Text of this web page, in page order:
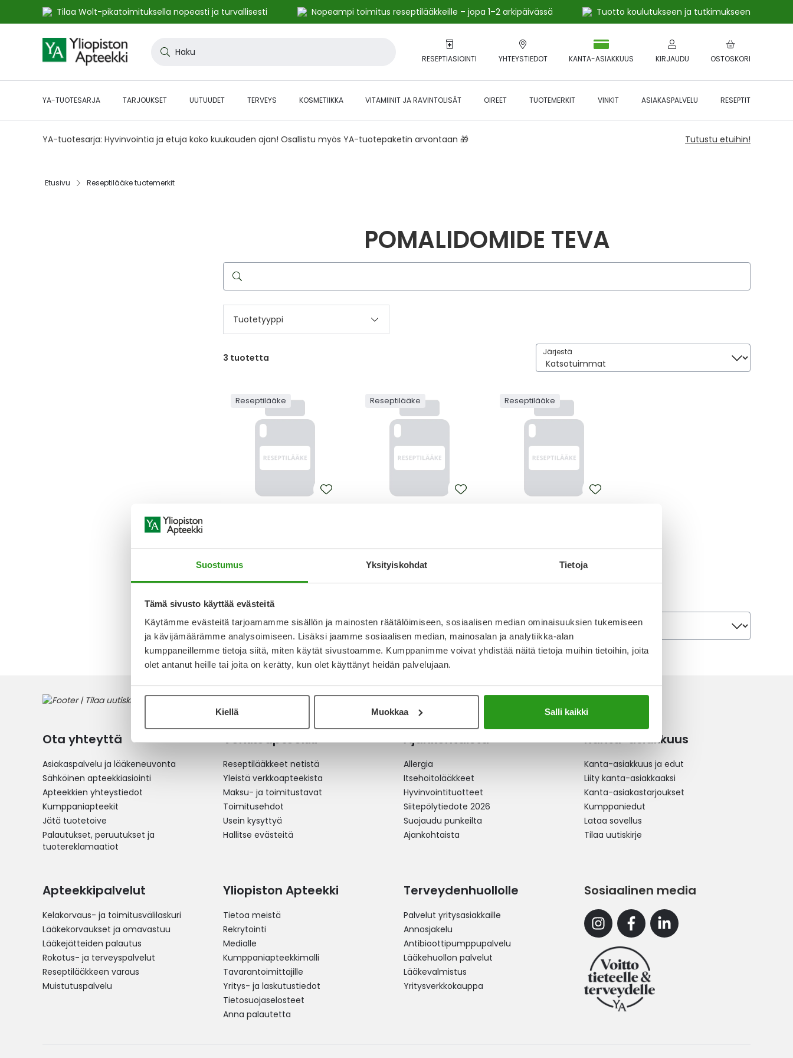
Suostumus Yksityiskohdat Tietoja
Tämä sivusto käyttää evästeitä
Käytämme evästeitä tarjoamamme sisällön ja mainosten räätälöimiseen, sosiaalisen median ominaisuuksien tukemiseen
ja kävijämäärämme analysoimiseen. Lisäksi jaamme sosiaalisen median, mainosalan ja analytiikka-alan
kumppaneillemme tietoja siitä, miten käytät sivustoamme. Kumppanimme voivat yhdistää näitä tietoja muihin tietoihin, joita
olet antanut heille tai joita on kerätty, kun olet käyttänyt heidän palvelujaan.
Kiellä Muokkaa Salli kaikki
Tilaa Wolt-pikatoimituksella nopeasti ja turvallisesti Nopeampi toimitus reseptilääkkeille – jopa 1–2 arkipäivässä
Tuotto koulutukseen ja tutkimukseen
to
Content
RESEPTIASIOINTI YHTEYSTIEDOT OSTOSKORI
KANTA-ASIAKKUUS KIRJAUDU
YA-TUOTESARJA TARJOUKSET UUTUUDET TERVEYS KOSMETIIKKA VITAMIINIT JA RAVINTOLISÄT OIREET TUOTEMERKIT VINKIT ASIAKASPALVELU RESEPTIT
YA-tuotesarja: Hyvinvointia ja etuja koko kuukauden ajan! Osallistu myös YA-tuotepaketin arvontaan 🎁 Tutustu etuihin!
Etusivu Reseptilääke tuotemerkit
POMALIDOMIDE TEVA
Hae
reseptilääkettä
Tuotetyyppi
3 tuotetta
Järjestä
Järjestä
Reseptilääke Reseptilääke Reseptilääke
3tuotetta
Järjestä
Järjestä
Ota yhteyttä
Asiakaspalvelu ja lääkeneuvonta
Sähköinen apteekkiasiointi
Apteekkien yhteystiedot
Kumppaniapteekit
Jätä tuotetoive
Palautukset, peruutukset ja
tuotereklamaatiot
Verkkoapteekki
Reseptilääkkeet netistä
Yleistä verkkoapteekista
Maksu- ja toimitustavat
Toimitusehdot
Usein kysyttyä
Hallitse evästeitä
Ajankohtaista
Allergia
Itsehoitolääkkeet
Hyvinvointituotteet
Siitepölytiedote 2026
Suojaudu punkeilta
Ajankohtaista
Kanta-asiakkuus
Kanta-asiakkuus ja edut
Liity kanta-asiakkaaksi
Kanta-asiakastarjoukset
Kumppaniedut
Lataa sovellus
Tilaa uutiskirje
Apteekkipalvelut
Kelakorvaus- ja toimitusvälilaskuri
Lääkekorvaukset ja omavastuu
Lääkejätteiden palautus
Rokotus- ja terveyspalvelut
Reseptilääkkeen varaus
Muistutuspalvelu
Yliopiston Apteekki
Tietoa meistä
Rekrytointi
Medialle
Kumppaniapteekkimalli
Tavarantoimittajille
Yritys- ja laskutustiedot
Tietosuojaselosteet
Anna palautetta
Terveydenhuollolle
Palvelut yritysasiakkaille
Annosjakelu
Antibioottipumppupalvelu
Lääkehuollon palvelut
Lääkevalmistus
Yritysverkkokauppa
Sosiaalinen media
InstagramFacebookLinkedin